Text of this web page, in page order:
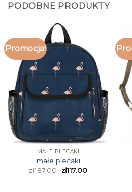
PODOBNE PRODUKTY
Promocja!
MAŁE PLECAKI
małe plecaki
zł187.00 zł117.00